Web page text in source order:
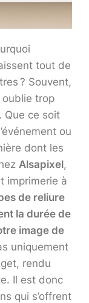
tout de
? Souvent,
oublie trop
. Que ce soit
ou
dont les
Alsapixel,
imprimerie à
de reliure
la durée de
image de
uniquement
rendu
Il est donc
qui s’offrent